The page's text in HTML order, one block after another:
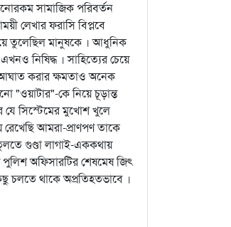
সামাজিক পরিবর্তন
লেখার ফরাসি বিপ্লবে
তুলেছিল মানুষকে । আধুনিক
নিষিদ্ধ । সাহিত্যের চেয়ে
আঘাত করার ক্ষমতাও অনেক
"ওয়াটার"-কে নিয়ে চূড়ান্ত
যে সিস্টেমের মুখোশ খুলে
রেখেছি আমরা-প্রাণপণ তাকে
গুণ্ডা লাগাই-এককথায়
অফিসারটির শেষমেষ জিৎ
চলতে থাকে অপ্রতিহতভাবে ।